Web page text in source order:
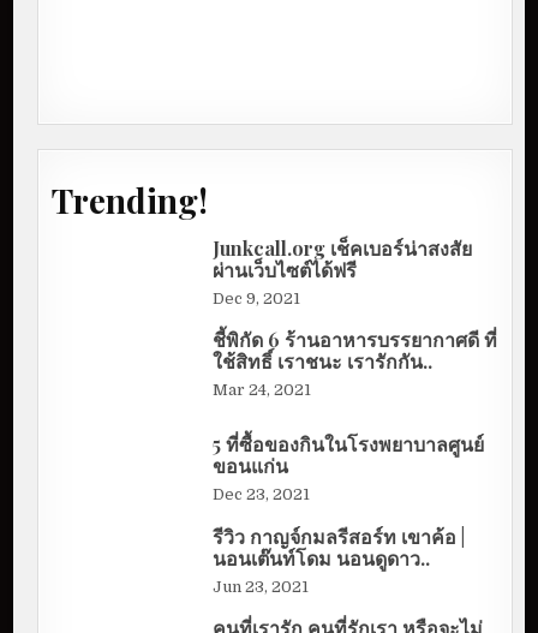
Trending!
Junkcall.org เช็คเบอร์น่าสงสัย
ผ่านเว็บไซต์ได้ฟรี
Dec 9, 2021
ชี้พิกัด 6 ร้านอาหารบรรยากาศดี ที่
ใช้สิทธิ์ เราชนะ เรารักกัน..
Mar 24, 2021
5 ที่ซื้อของกินในโรงพยาบาลศูนย์
ขอนแก่น
Dec 23, 2021
รีวิว กาญจ์กมลรีสอร์ท เขาค้อ |
นอนเต๊นท์โดม นอนดูดาว..
Jun 23, 2021